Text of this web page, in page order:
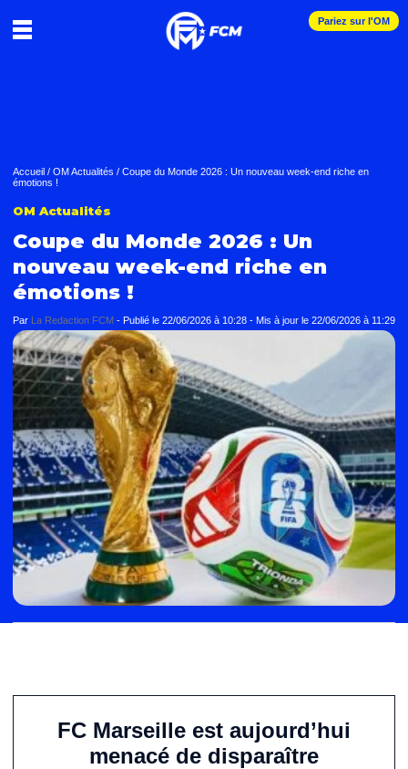
Pariez sur l'OM
Accueil / OM Actualités / Coupe du Monde 2026 : Un nouveau week-end riche en
émotions !
OM Actualités
Coupe du Monde 2026 : Un
nouveau week-end riche en
émotions !
Par La Redaction FCM - Publié le 22/06/2026 à 10:28 - Mis à jour le 22/06/2026 à 11:29
FC Marseille est aujourd’hui
menacé de disparaître